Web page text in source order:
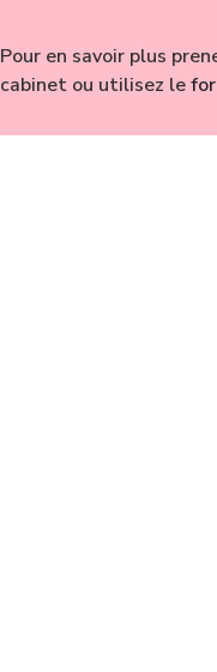
Pour en savoir plus
cabinet ou utilisez le